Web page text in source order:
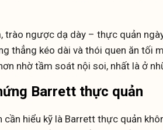
trào ngược dạ dày – thực quản
thẳng kéo dài và thói quen ăn tối
nhờ tầm soát nội soi, nhất là ở
Barrett thực quản
cần hiểu kỹ là Barrett thực quản